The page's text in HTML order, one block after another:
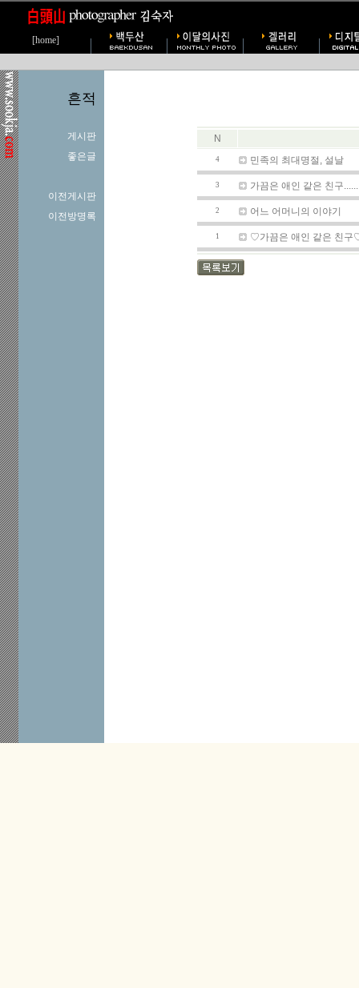
[home]
흔적
게시판
좋은글
이전게시판
이전방명록
N
4 민족의 최대명절, 설날
3 가끔은 애인 같은 친구
2 어느 어머니의 이야기
1 ♡가끔은 애인 같은 친